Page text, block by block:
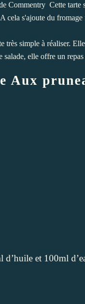
Commentry Cette tarte
cela s'ajoute du
très simple à réaliser.
salade, elle offre un
Aux
et 100ml